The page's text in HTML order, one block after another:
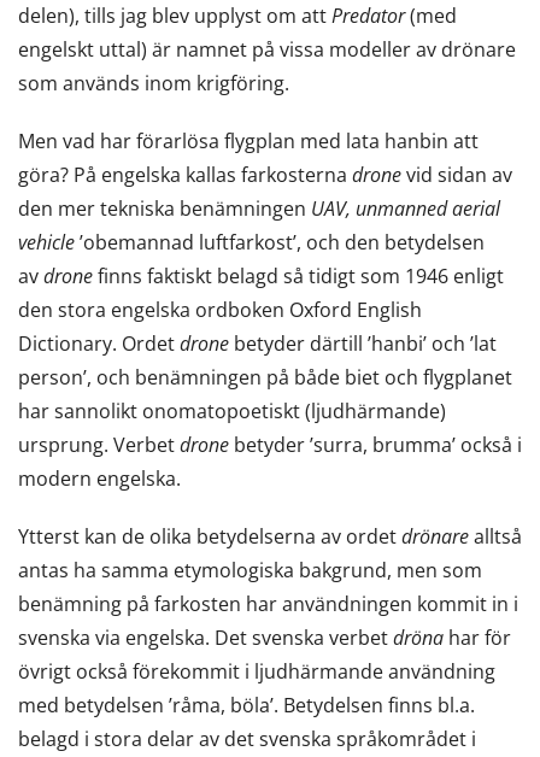
delen), tills jag blev upplyst om attPredator(med
engelskt uttal) är namnet på vissa modeller av drönare
som används inom krigföring.
Men vad har förarlösa flygplan med lata hanbin att
göra? På engelska kallas farkosterna dronevid sidan av
den mer tekniska benämningen UAV, unmanned aerial
vehicle’obemannad luftfarkost’, och den betydelsen
avdronefinns faktiskt belagd så tidigt som 1946 enligt
den stora engelska ordboken Oxford English
Dictionary. Ordetdrone betyder därtill ’hanbi’ och ’lat
person’, och benämningen på både biet och flygplanet
har sannolikt onomatopoetiskt (ljudhärmande)
ursprung. Verbetdrone betyder ’surra, brumma’ också i
modern engelska.
Ytterst kan de olika betydelserna av ordetdrönarealltså
antas ha samma etymologiska bakgrund, men som
benämning på farkosten har användningen kommit in i
svenska via engelska. Det svenska verbetdröna har för
övrigt också förekommit i ljudhärmande användning
med betydelsen ’råma, böla’. Betydelsen finns bl.a.
belagd i stora delar av det svenska språkområdet i